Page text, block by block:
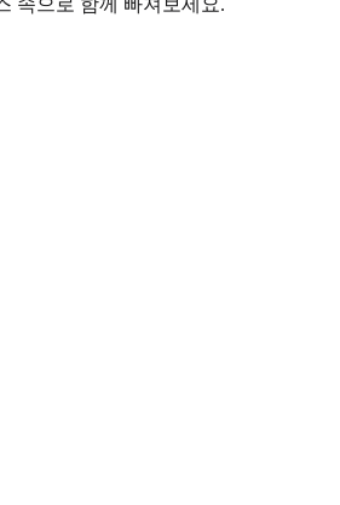
속으로 함께 빠져보세요.